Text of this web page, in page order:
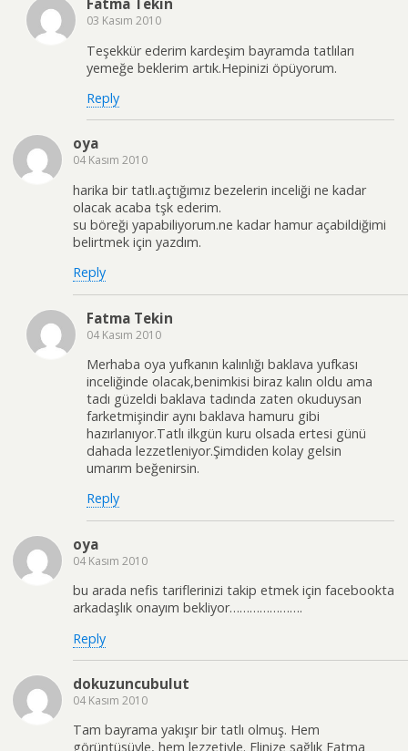
Fatma Tekin
03 Kasım 2010
Teşekkür ederim kardeşim bayramda tatlıları
yemeğe beklerim artık.Hepinizi öpüyorum.
Reply
oya
04 Kasım 2010
harika bir tatlı.açtığımız bezelerin inceliği ne kadar
olacak acaba tşk ederim.
su böreği yapabiliyorum.ne kadar hamur açabildiğimi
belirtmek için yazdım.
Reply
Fatma Tekin
04 Kasım 2010
Merhaba oya yufkanın kalınlığı baklava yufkası
inceliğinde olacak,benimkisi biraz kalın oldu ama
tadı güzeldi baklava tadında zaten okuduysan
farketmişindir aynı baklava hamuru gibi
hazırlanıyor.Tatlı ilkgün kuru olsada ertesi günü
dahada lezzetleniyor.Şimdiden kolay gelsin
umarım beğenirsin.
Reply
oya
04 Kasım 2010
bu arada nefis tariflerinizi takip etmek için facebookta
arkadaşlık onayım bekliyor………………….
Reply
dokuzuncubulut
04 Kasım 2010
Tam bayrama yakışır bir tatlı olmuş. Hem
görüntüsüyle, hem lezzetiyle. Elinize sağlık Fatma